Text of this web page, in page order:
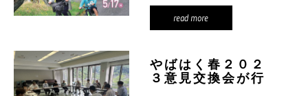
read more
やばはく春２０２
３意見交換会が行